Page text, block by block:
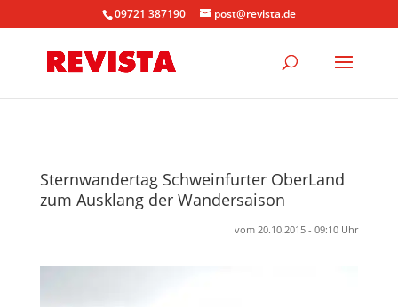
09721 387190 post@revista.de
Sternwandertag Schweinfurter OberLand
zum Ausklang der Wandersaison
vom 20.10.2015 - 09:10 Uhr